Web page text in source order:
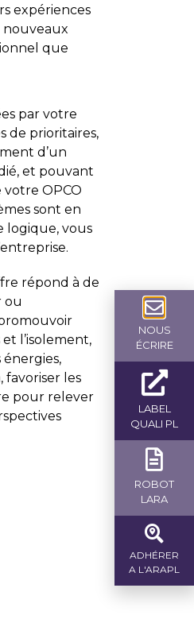
expériences
nouveaux
que
par votre
de prioritaires,
d’un
et pouvant
votre OPCO
sont en
logique, vous
répond à de
ou
l’isolement,
énergies,
favoriser les
pour relever
NOUS
ÉCRIRE
LABEL
QUALI PL
ROBOT
LARA
ADHÉRER
A L'ARAPL